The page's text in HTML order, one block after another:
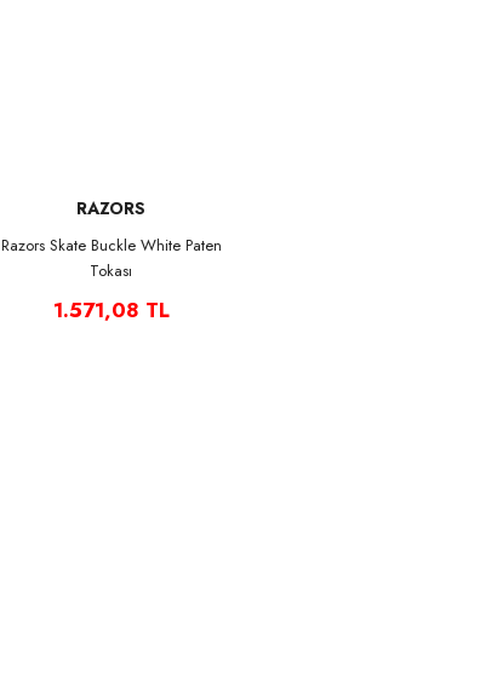
RAZORS
Razors Skate Buckle White Paten
Tokası
1.571,08 TL